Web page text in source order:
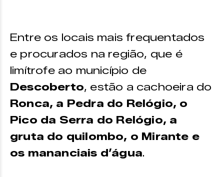
Entre os locais mais frequentados
e procurados na região, que é
limítrofe ao município de
Descoberto, estão a cachoeira do
Ronca, a Pedra do Relógio, o
Pico da Serra do Relógio, a
gruta do quilombo, o Mirante e
os mananciais d’água.